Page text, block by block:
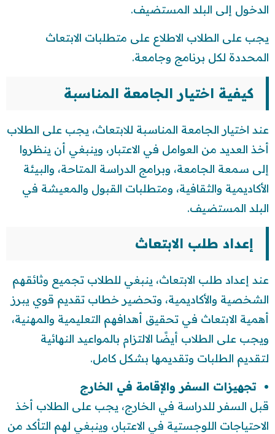
الدخول إلى البلد المستضيف.
يجب على الطلاب الاطلاع على متطلبات الابتعاث
المحددة لكل برنامج وجامعة.
كيفية اختيار الجامعة المناسبة
عند اختيار الجامعة المناسبة للابتعاث، يجب على الطلاب
أخذ العديد من العوامل في الاعتبار، وينبغي أن ينظروا
إلى سمعة الجامعة، وبرامج الدراسة المتاحة، والبيئة
الأكاديمية والثقافية، ومتطلبات القبول والمعيشة في
البلد المستضيف.
إعداد طلب الابتعاث
عند إعداد طلب الابتعاث، ينبغي للطلاب تجميع وثائقهم
الشخصية والأكاديمية، وتحضير خطاب تقديم قوي يبرز
أهمية الابتعاث في تحقيق أهدافهم التعليمية والمهنية،
ويجب على الطلاب أيضًا الالتزام بالمواعيد النهائية
لتقديم الطلبات وتقديمها بشكل كامل.
تجهيزات السفر والإقامة في الخارج
قبل السفر للدراسة في الخارج، يجب على الطلاب أخذ
الاحتياجات اللوجستية في الاعتبار، وينبغي لهم التأكد من